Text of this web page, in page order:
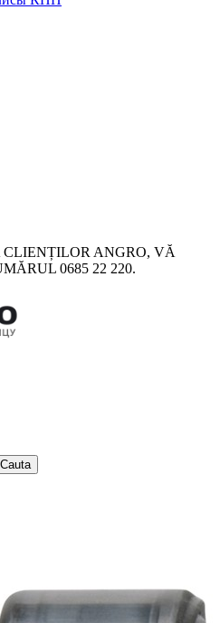
ANGRO, VĂ
0685 22 220.